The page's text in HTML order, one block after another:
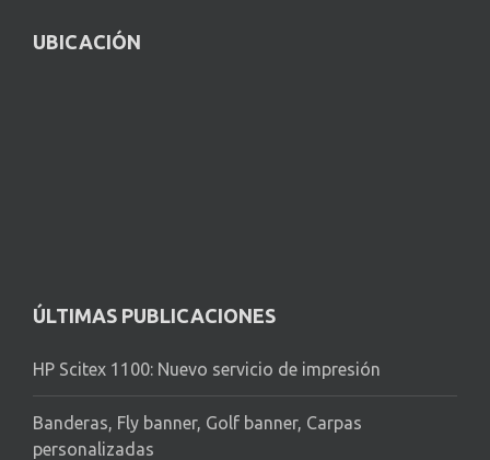
UBICACIÓN
ÚLTIMAS PUBLICACIONES
HP Scitex 1100: Nuevo servicio de impresión
Banderas, Fly banner, Golf banner, Carpas
personalizadas